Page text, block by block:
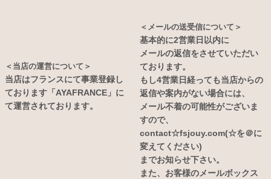
＜当店の運営について＞
当店はフランスにて事業登録し
ております「AYAFRANCE」に
て運営されております。
＜メールの送受信について＞
基本的に2営業日以内に
メールの返信をさせていただい
ております。
もし4営業日経っても当店からの
返信や案内がない場合には、
メール不着の可能性がございま
すので、
contact☆fsjouy.com(☆を＠に
変えてください)
までお知らせ下さい。
また、お客様のメールボックス